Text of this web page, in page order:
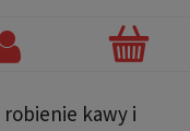
robienie kawy i